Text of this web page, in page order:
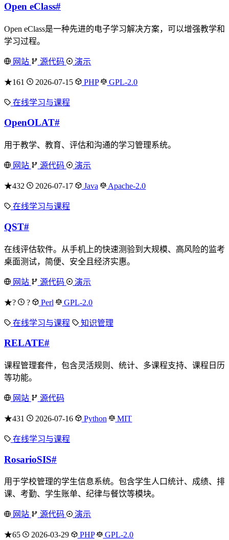
Open eClass#
Open eClass是一种先进的电子学习解决方案，可以增强教学和
学习过程。
网站 源代码 演示
★161 2026-07-15 PHP GPL-2.0
在线学习与课程
OpenOLAT#
用于教学、教育、评估和沟通的学习管理系统。
网站 源代码 演示
★432 2026-07-17 Java Apache-2.0
在线学习与课程
QST#
在线评估软件。从手机上的快速测验到大规模、高风险的监考
桌面测试，简便、安全且经济实惠。
网站 源代码 演示
★? ? Perl GPL-2.0
在线学习与课程 知识管理
RELATE#
课程管理套件，包含灵活规则、统计、多课程支持、课程日历
等功能。
网站 源代码
★431 2026-07-16 Python MIT
在线学习与课程
RosarioSIS#
用于学校管理的学生信息系统。包含学生人口统计、成绩、排
课、考勤、学生账单、纪律与餐饮等模块。
网站 源代码 演示
★65 2026-03-29 PHP GPL-2.0